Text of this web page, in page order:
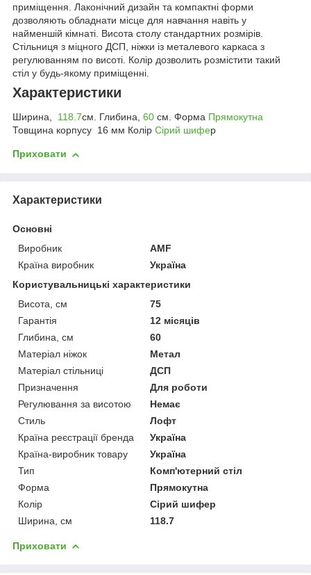
приміщення. Лаконічний дизайн та компактні форми
дозволяють обладнати місце для навчання навіть у
найменшій кімнаті. Висота столу стандартних розмірів.
Стільниця з міцного ДСП, ніжки із металевого каркаса з
регулюванням по висоті. Колір дозволить розмістити такий
стіл у будь-якому приміщенні.
Характеристики
Ширина, 118.7см. Глибина, 60 см. Форма Прямокутна
Товщина корпусу 16 мм Колір Сірий шифер
Приховати
Характеристики
Основні
Виробник
AMF
Країна виробник
Україна
Користувальницькі характеристики
Висота, см
75
Гарантія
12 місяців
Глибина, см
60
Матеріал ніжок
Метал
Матеріал стільниці
ДСП
Призначення
Для роботи
Регулювання за висотою
Немає
Стиль
Лофт
Країна реєстрації бренда
Україна
Країна-виробник товару
Україна
Тип
Комп'ютерний стіл
Форма
Прямокутна
Колір
Сірий шифер
Ширина, см
118.7
Приховати